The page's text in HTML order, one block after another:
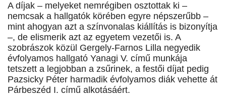
A díjak – melyeket nemrégiben osztottak ki –
nemcsak a hallgatók körében egyre népszerűbb –
mint ahogyan azt a színvonalas kiállítás is bizonyítja
–, de elismerik azt az egyetem vezetői is. A
szobrászok közül Gergely-Farnos Lilla negyedik
évfolyamos hallgató Yanagi V. című munkája
tetszett a legjobban a zsűrinek, a festői díjat pedig
Pazsicky Péter harmadik évfolyamos diák vehette át
Párbeszéd I. című alkotásáért.